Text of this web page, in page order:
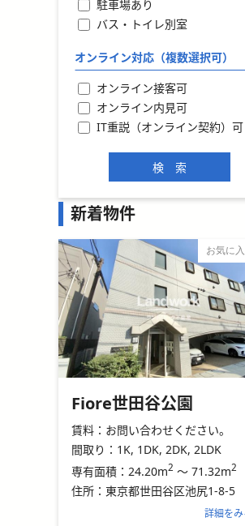
駐車場あり
バス・トイレ別室
オンライン対応（複数選択可）
オンライン接客可
オンライン内見可
IT重説（オンライン契約）可
新着物件
お気に
Fiore世田谷公園
賃料： お問い合わせください。
間取り： 1K, 1DK, 2DK, 2LDK
専有面積： 24.20m2 ～ 71.32m2
住所： 東京都世田谷区池尻1-8-5
詳細を